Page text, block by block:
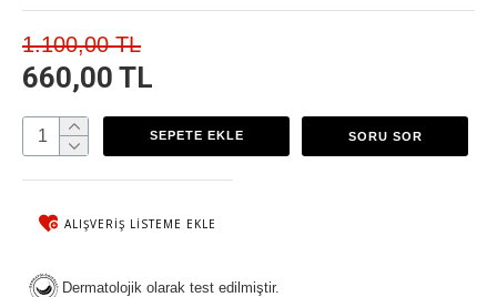
660,00 TL
1.100,00 TL
SEPETE EKLE SORU SOR
ALIŞVERIŞ LISTEME EKLE
Dermatolojik olarak test edilmiştir.